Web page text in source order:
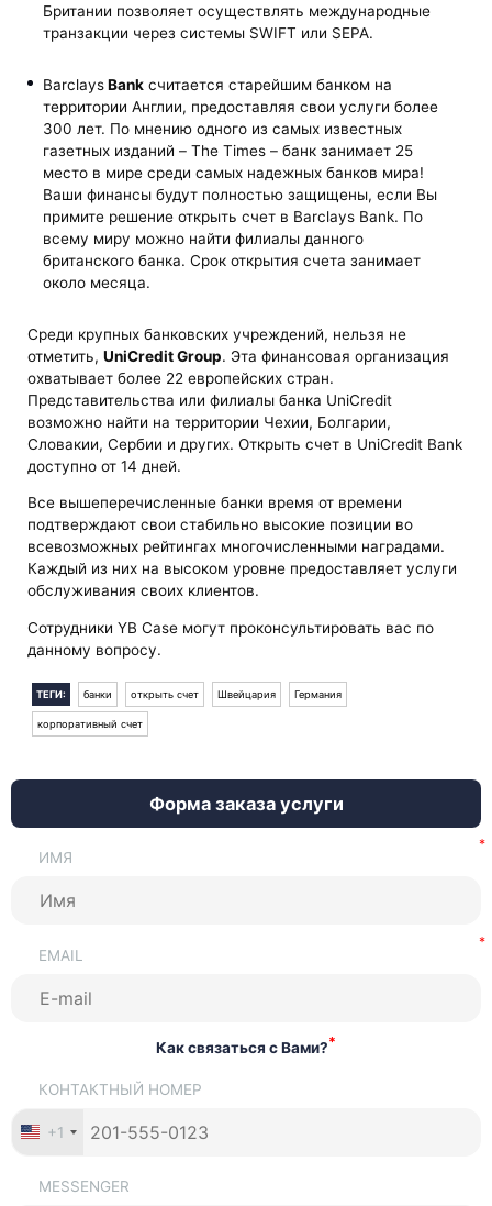
Британии позволяет осуществлять международные
транзакции через системы SWIFT или SEPA.
Barclays Bankсчитается старейшим банком на
территории Англии, предоставляя свои услуги более
300 лет. По мнению одного из самых известных
газетных изданий – The Times – банк занимает 25
место в мире среди самых надежных банков мира!
Ваши финансы будут полностью защищены, если Вы
примите решение открыть счет в Barclays Bank. По
всему миру можно найти филиалы данного
британского банка. Срок открытия счета занимает
около месяца.
Среди крупных банковских учреждений, нельзя не
отметить,UniCreditGroup. Эта финансовая организация
охватывает более 22 европейских стран.
Представительства или филиалы банка UniCredit
возможно найти на территории Чехии, Болгарии,
Словакии, Сербии и других. Открыть счет в UniCredit Bank
доступно от 14 дней.
Все вышеперечисленные банки время от времени
подтверждают свои стабильно высокие позиции во
всевозможных рейтингах многочисленными наградами.
Каждый из них на высоком уровне предоставляет услуги
обслуживания своих клиентов.
Сотрудники YB Case могут проконсультировать вас по
данному вопросу.
ТЕГИ: банки открыть счет Швейцария Германия
корпоративный счет
Форма заказа услуги
ИМЯ
EMAIL
Как связаться с Вами?*
КОНТАКТНЫЙ НОМЕР
+1
MESSENGER